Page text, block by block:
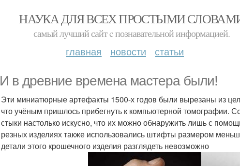
НАУКА ДЛЯ ВСЕХ ПРОСТЫМИ
самый лучший сайт c познавательной информацией.
главная новости статьи
И в древние времена мастера были!
Эти миниатюрные артефакты 1500-х годов были вырезаны из
что учёным пришлось прибегнуть к компьютерной томографии.
стыки настолько искусно, что их можно обнаружить лишь с
резных изделиях также использовались штифты размером
детали этого крошечного изделия разглядеть невозможно